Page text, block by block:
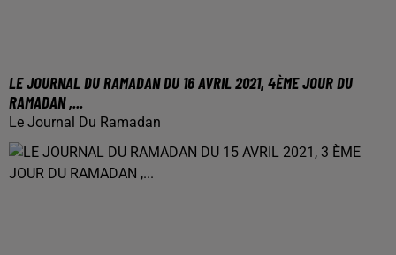
LE JOURNAL DU RAMADAN DU 16 AVRIL 2021, 4ÈME JOUR DU
RAMADAN ,...
Le Journal Du Ramadan